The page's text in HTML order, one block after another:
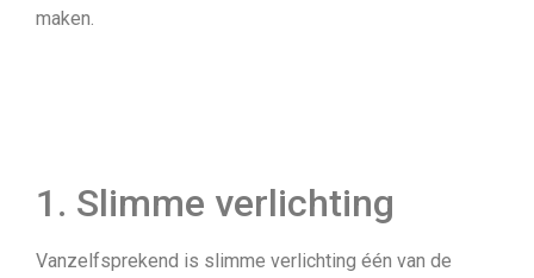
maken.
1. Slimme verlichting
Vanzelfsprekend is slimme verlichting één van de